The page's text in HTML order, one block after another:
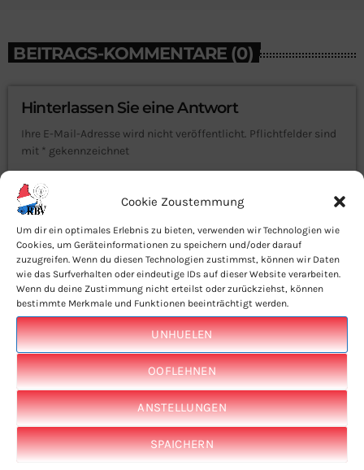
Cookie Zoustemmung
Um dir ein optimales Erlebnis zu bieten, verwenden wir Technologien wie
Cookies, um Geräteinformationen zu speichern und/oder darauf
zuzugreifen. Wenn du diesen Technologien zustimmst, können wir Daten
wie das Surfverhalten oder eindeutige IDs auf dieser Website verarbeiten.
Wenn du deine Zustimmung nicht erteilst oder zurückziehst, können
bestimmte Merkmale und Funktionen beeinträchtigt werden.
UNHUELEN
OOFLEHNEN
ANSTELLUNGEN
SPAICHERN
BEITRAGS-KOMMENTARE (0)
Hinterlassen Sie eine Antwort
Ihre E-Mail-Adresse wird nicht veröffentlicht. Pflichtfelder sind
mit * gekennzeichnet
NAME*
E-MAIL*
URL